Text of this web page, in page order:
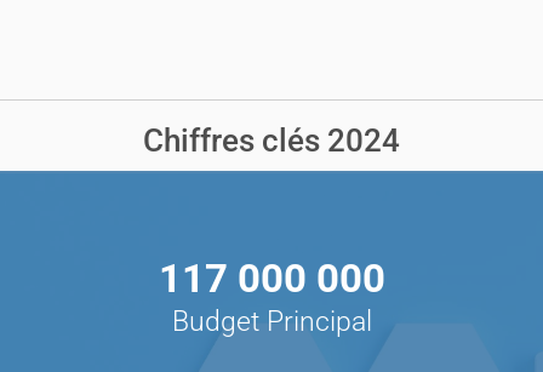
Chiffres clés 2024
117 000 000
Budget Principal